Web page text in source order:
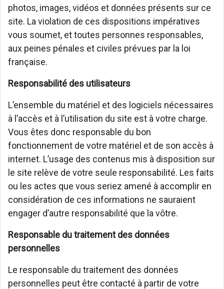
photos, images, vidéos et données présents sur ce
site. La violation de ces dispositions impératives
vous soumet, et toutes personnes responsables,
aux peines pénales et civiles prévues par la loi
française.
Responsabilité des utilisateurs
L’ensemble du matériel et des logiciels nécessaires
à l’accès et à l’utilisation du site est à votre charge.
Vous êtes donc responsable du bon
fonctionnement de votre matériel et de son accès à
internet. L’usage des contenus mis à disposition sur
le site relève de votre seule responsabilité. Les faits
ou les actes que vous seriez amené à accomplir en
considération de ces informations ne sauraient
engager d’autre responsabilité que la vôtre.
Responsable du traitement des données
personnelles
Le responsable du traitement des données
personnelles peut être contacté à partir de votre